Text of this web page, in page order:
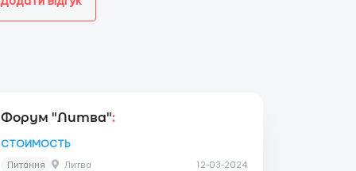
Форум "Литва":
СТОИМОСТЬ
Питання Литва 12-03-2024